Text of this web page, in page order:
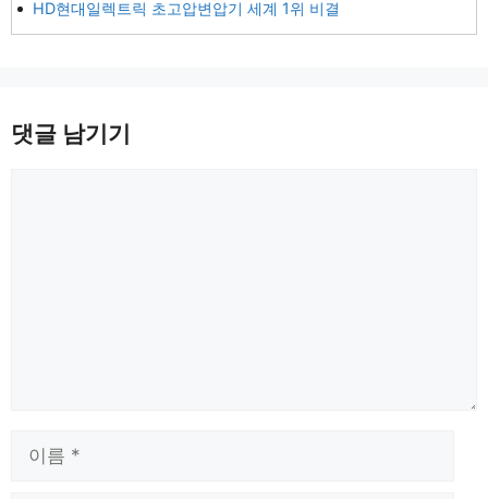
HD현대일렉트릭 초고압변압기 세계 1위 비결
댓글 남기기